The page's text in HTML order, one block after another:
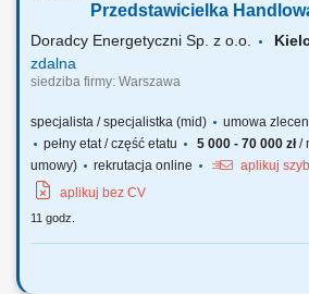
Przedstawicielka
Doradcy Energetyczni Sp. z o.o.
zdalna
siedziba firmy: Warszawa
specjalista / specjalistka (mid)
umowa
pełny etat / część etatu
5 000 - 70 000 zł/
umowy)
rekrutacja online
aplikuj
aplikuj bez CV
11 godz.